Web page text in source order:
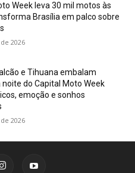
Week leva 30 mil motos às
Brasília em palco sobre
2026
e Tihuana embalam
do Capital Moto Week
emoção e sonhos
2026